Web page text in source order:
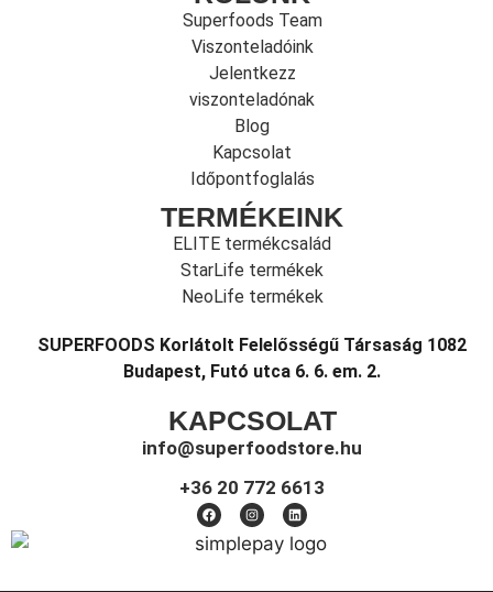
Superfoods Team
Viszonteladóink
Jelentkezz
viszonteladónak
Blog
Kapcsolat
Időpontfoglalás
TERMÉKEINK
ELITE termékcsalád
StarLife termékek
NeoLife termékek
SUPERFOODS Korlátolt Felelősségű Társaság 1082
Budapest, Futó utca 6. 6. em. 2.
KAPCSOLAT
info@superfoodstore.hu
+36 20 772 6613